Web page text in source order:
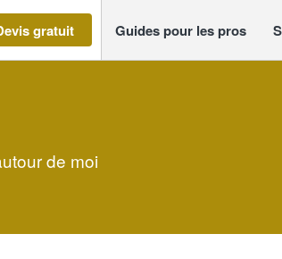
gratuit Guides pour les pros
de moi